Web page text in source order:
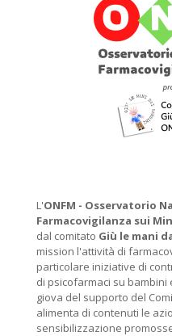
L'ONFM - Osservatorio
Farmacovigilanza sui
dal comitato Giù le mani
mission l'attività di
particolare iniziative di
di psicofarmaci su bambini
giova del supporto del
alimenta di contenuti le
sensibilizzazione